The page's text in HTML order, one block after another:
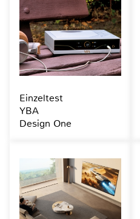
Einzeltest
YBA
Design One